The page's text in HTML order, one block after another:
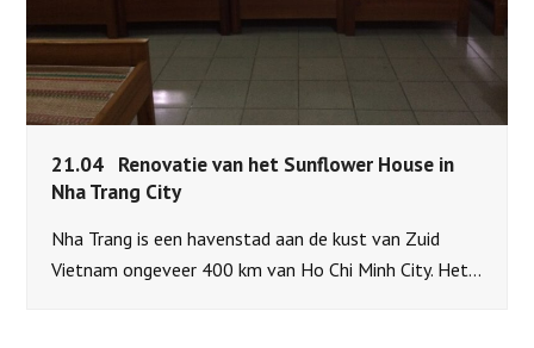
21.04 Renovatie van het Sunflower House in
Nha Trang City
Nha Trang is een havenstad aan de kust van Zuid
Vietnam ongeveer 400 km van Ho Chi Minh City. Het…